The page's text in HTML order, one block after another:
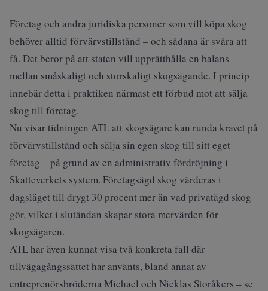
Företag och andra juridiska personer som vill köpa skog
behöver alltid förvärvstillstånd – och sådana är svåra att
få. Det beror på att staten vill upprätthålla en balans
mellan småskaligt och storskaligt skogsägande. I princip
innebär detta i praktiken närmast ett förbud mot att sälja
skog till företag.
Nu visar tidningen ATL att skogsägare kan runda kravet på
förvärvstillstånd och sälja sin egen skog till sitt eget
företag – på grund av en administrativ fördröjning i
Skatteverkets system. Företagsägd skog värderas i
dagsläget till drygt 30 procent mer än vad privatägd skog
gör, vilket i slutändan skapar stora mervärden för
skogsägaren.
ATL har även kunnat visa två konkreta fall där
tillvägagångssättet har använts, bland annat av
entreprenörsbröderna Michael och Nicklas Storåkers – se